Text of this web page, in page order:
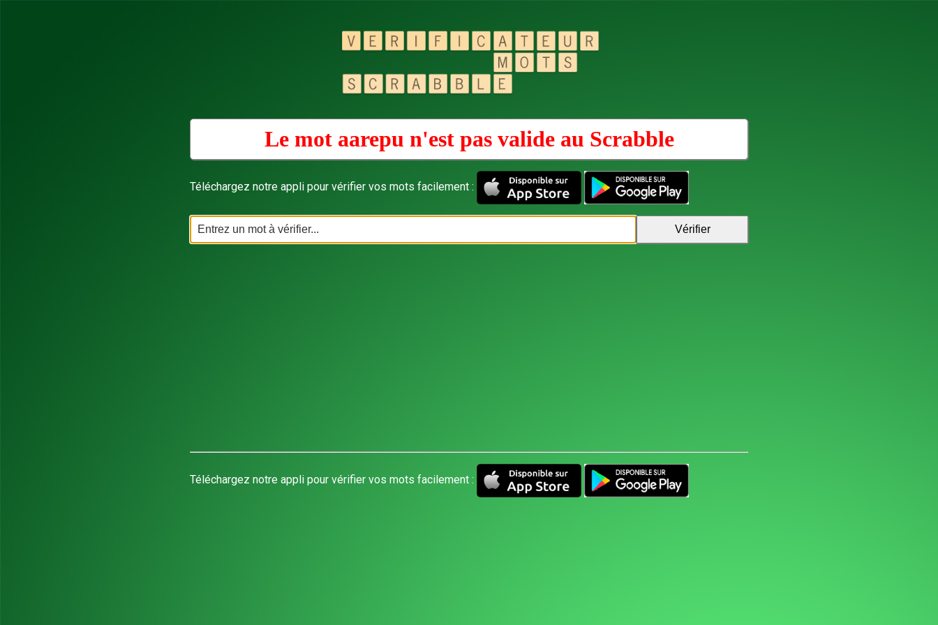
Le mot aarepu n'est pas valide au Scrabble
Téléchargez notre appli pour vérifier vos mots facilement :
Téléchargez notre appli pour vérifier vos mots facilement :